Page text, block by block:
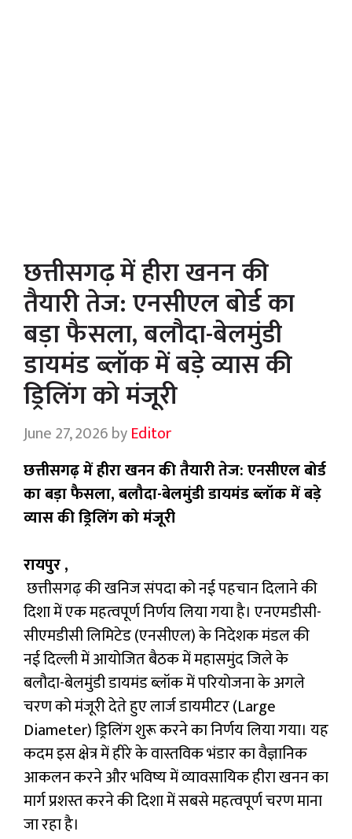
छत्तीसगढ़ में हीरा खनन की
तैयारी तेज: एनसीएल बोर्ड का
बड़ा फैसला, बलौदा-बेलमुंडी
डायमंड ब्लॉक में बड़े व्यास की
ड्रिलिंग को मंजूरी
June 27, 2026byEditor
छत्तीसगढ़ में हीरा खनन की तैयारी तेज: एनसीएल बोर्ड
का बड़ा फैसला, बलौदा-बेलमुंडी डायमंड ब्लॉक में बड़े
व्यास की ड्रिलिंग को मंजूरी
रायपुर ,
छत्तीसगढ़ की खनिज संपदा को नई पहचान दिलाने की
दिशा में एक महत्वपूर्ण निर्णय लिया गया है। एनएमडीसी-
सीएमडीसी लिमिटेड (एनसीएल) के निदेशक मंडल की
नई दिल्ली में आयोजित बैठक में महासमुंद जिले के
बलौदा-बेलमुंडी डायमंड ब्लॉक में परियोजना के अगले
चरण को मंजूरी देते हुए लार्ज डायमीटर (Large
Diameter) ड्रिलिंग शुरू करने का निर्णय लिया गया। यह
कदम इस क्षेत्र में हीरे के वास्तविक भंडार का वैज्ञानिक
आकलन करने और भविष्य में व्यावसायिक हीरा खनन का
मार्ग प्रशस्त करने की दिशा में सबसे महत्वपूर्ण चरण माना
जा रहा है।